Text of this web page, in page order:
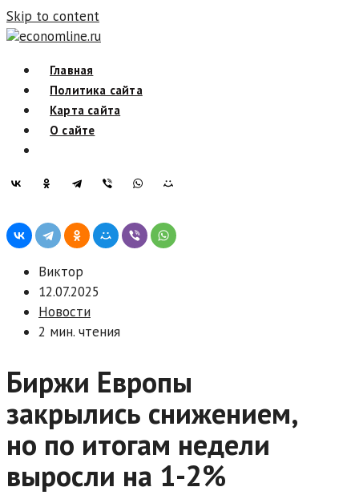
Skip to content
economline.ru
Главная
Политика сайта
Карта сайта
О сайте
Виктор
12.07.2025
Новости
2 мин. чтения
Биржи Европы
закрылись снижением,
но по итогам недели
выросли на 1-2%